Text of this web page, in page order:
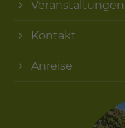
Veranstaltungen
Kontakt
Anreise